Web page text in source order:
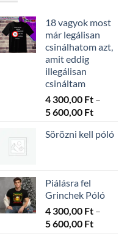
18 vagyok most
már legálisan
csinálhatom azt,
amit eddig
illegálisan
csináltam
4 300,00 Ft –
5 600,00 Ft
300,00
Sörözni kell póló
Piálásra fel
Grinchek Póló
4 300,00 Ft –
5 600,00 Ft